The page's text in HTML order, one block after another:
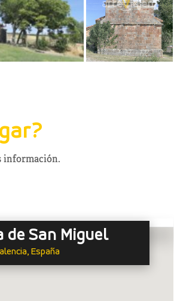
información.
de San Miguel
España